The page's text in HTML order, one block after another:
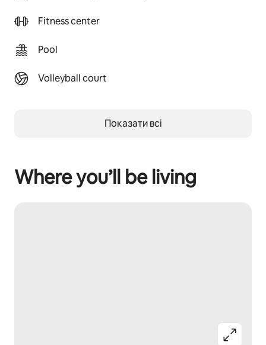
Fitness center
Pool
Volleyball court
Показати всі
Where you’ll be living